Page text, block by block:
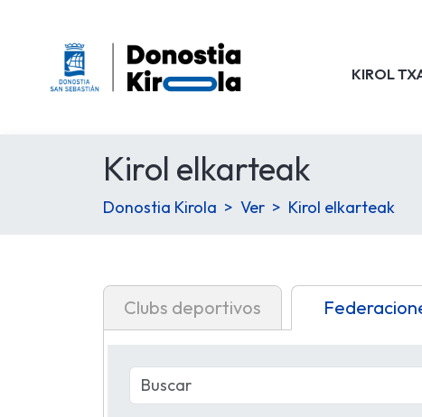
KIROL
Kirol elkarteak
Donostia Kirola Ver Kirol elkarteak
Clubs deportivos